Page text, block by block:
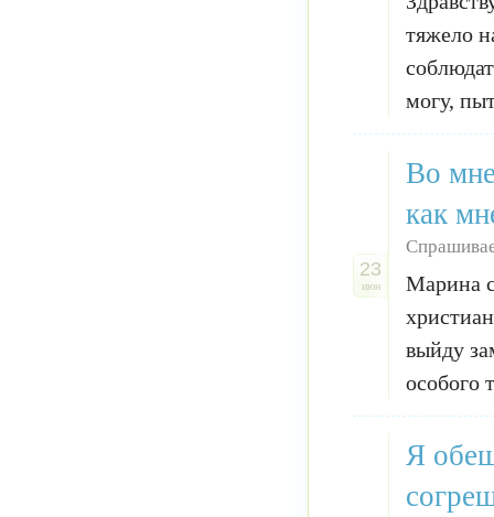
тяжело
могу,
23
июн
Во
как
Марина
выйду
особого
Я